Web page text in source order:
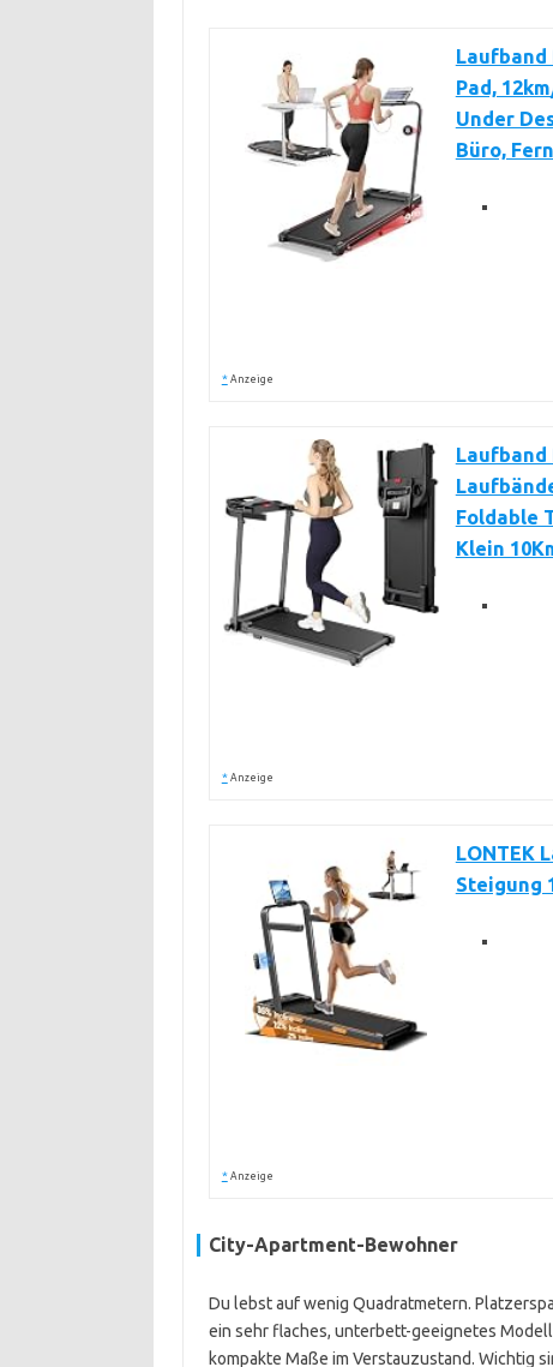
Laufband
Pad,
Under
Büro,
* Anzeige
Laufband
Foldable
Klein
* Anzeige
LONTEK
Steigung
* Anzeige
City-Apartment-Bewohner
Du lebst auf wenig Quadratmetern.
ein sehr flaches, unterbett-geeignetes
kompakte Maße im Verstauzustand. Wichtig